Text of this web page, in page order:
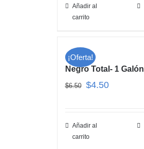
Añadir al
carrito
¡Oferta!
Negro Total- 1 Galón
$6.50 $4.50
Añadir al
carrito